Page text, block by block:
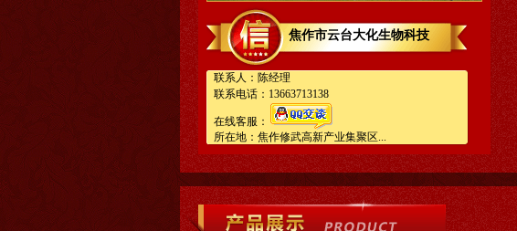
焦作市云台大化生物科技
联系人：陈经理
联系电话：13663713138
在线客服：
所在地：焦作修武高新产业集聚区...